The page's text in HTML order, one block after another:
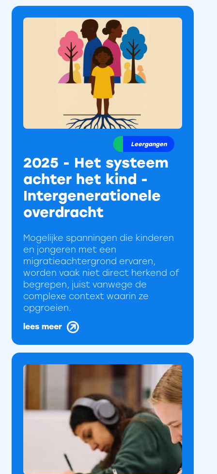
Leergangen
2025 - Het systeem
achter het kind -
Intergenerationele
overdracht
Mogelijke spanningen die kinderen
en jongeren met een
migratieachtergrond ervaren,
worden vaak niet direct herkend of
begrepen, juist vanwege de
complexe context waarin ze
opgroeien.
lees meer